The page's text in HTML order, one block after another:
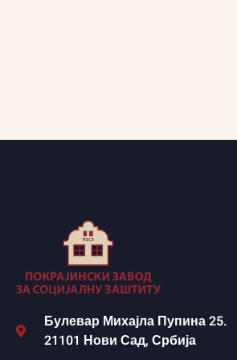
Булевар Михајла Пупина 25.
21101 Нови Сад, Србија